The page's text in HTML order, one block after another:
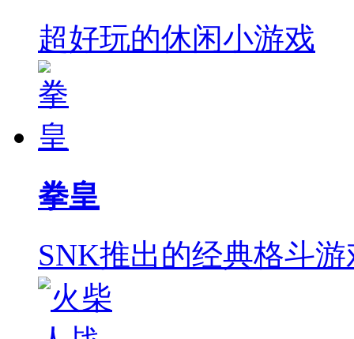
超好玩的休闲小游戏
拳皇
SNK推出的经典格斗